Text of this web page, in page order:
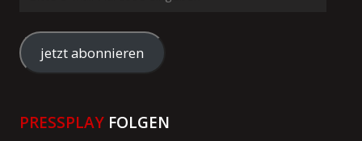
Mail-
Adresse
eingeben
jetzt abonnieren
PRESSPLAY FOLGEN